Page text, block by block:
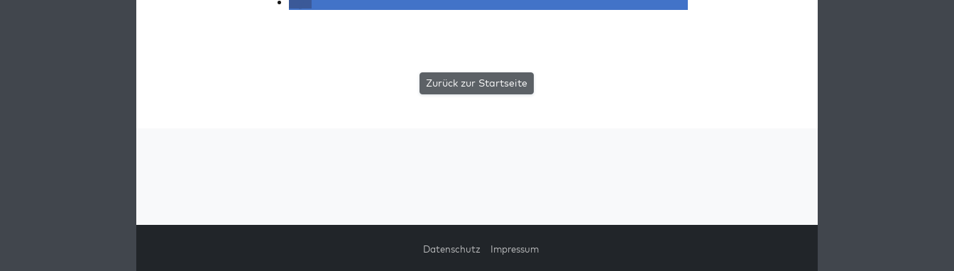
Zurück zur Startseite
Datenschutz Impressum